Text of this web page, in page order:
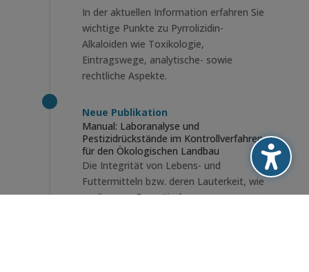
In der aktuellen Information erfahren Sie
wichtige Punkte zu Pyrrolizidin-
Alkaloiden wie Toxikologie,
Eintragswege, analytische- sowie
rechtliche Aspekte.
Neue Publikation
Manual: Laboranalyse und
Pestizidrückstände im Kontrollverfahren
für den Ökologischen Landbau
Die Integrität von Lebens- und
Futtermitteln bzw. deren Lauterkeit, wie
es die neue Europäische